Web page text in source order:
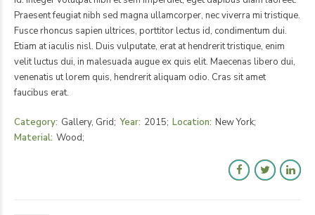
Praesent feugiat nibh sed magna ullamcorper, nec viverra mi tristique.
Fusce rhoncus sapien ultrices, porttitor lectus id, condimentum dui.
Etiam at iaculis nisl. Duis vulputate, erat at hendrerit tristique, enim
velit luctus dui, in malesuada augue ex quis elit. Maecenas libero dui,
venenatis ut lorem quis, hendrerit aliquam odio. Cras sit amet
faucibus erat.
Category Gallery, Grid Year 2015 Location New York
Material Wood